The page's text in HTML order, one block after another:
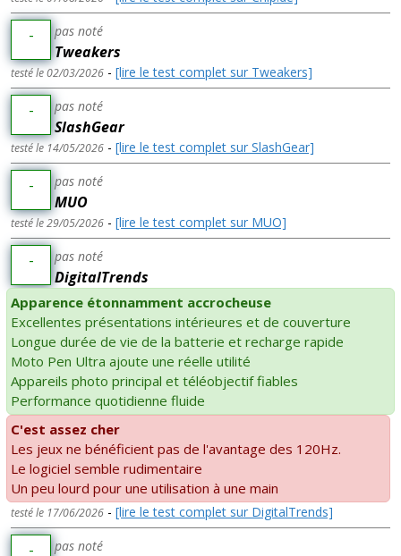
- pas noté
Tweakers
testé le 02/03/2026 - [lire le test complet sur Tweakers]
- pas noté
SlashGear
testé le 14/05/2026 - [lire le test complet sur SlashGear]
- pas noté
MUO
testé le 29/05/2026 - [lire le test complet sur MUO]
- pas noté
DigitalTrends
Apparence étonnamment accrocheuse
Excellentes présentations intérieures et de couverture
Longue durée de vie de la batterie et recharge rapide
Moto Pen Ultra ajoute une réelle utilité
Appareils photo principal et téléobjectif fiables
Performance quotidienne fluide
C'est assez cher
Les jeux ne bénéficient pas de l'avantage des 120Hz.
Le logiciel semble rudimentaire
Un peu lourd pour une utilisation à une main
testé le 17/06/2026 - [lire le test complet sur DigitalTrends]
- pas noté